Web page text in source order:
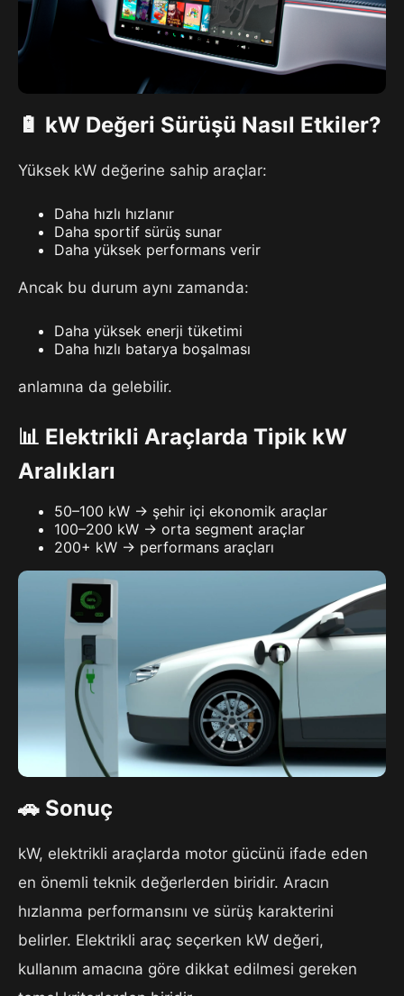
🔋 kW Değeri Sürüşü Nasıl Etkiler?
Yüksek kW değerine sahip araçlar:
Daha hızlı hızlanır
Daha sportif sürüş sunar
Daha yüksek performans verir
Ancak bu durum aynı zamanda:
Daha yüksek enerji tüketimi
Daha hızlı batarya boşalması
anlamına da gelebilir.
📊 Elektrikli Araçlarda Tipik kW
Aralıkları
50–100 kW → şehir içi ekonomik araçlar
100–200 kW → orta segment araçlar
200+ kW → performans araçları
🚗 Sonuç
kW, elektrikli araçlarda motor gücünü ifade eden
en önemli teknik değerlerden biridir. Aracın
hızlanma performansını ve sürüş karakterini
belirler. Elektrikli araç seçerken kW değeri,
kullanım amacına göre dikkat edilmesi gereken